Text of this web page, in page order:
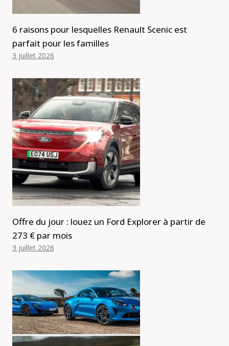
6 raisons pour lesquelles Renault Scenic est
parfait pour les familles
3 juillet 2026
Offre du jour : louez un Ford Explorer à partir de
273 € par mois
3 juillet 2026